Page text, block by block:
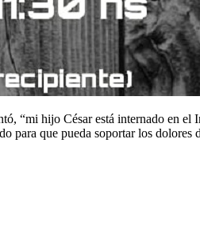
“mi hijo César está internado en
para que pueda soportar los dolores